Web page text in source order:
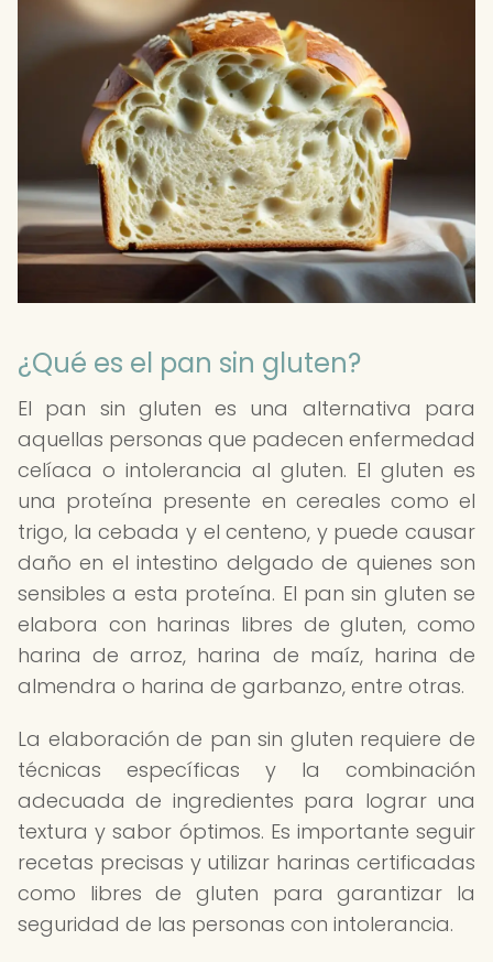
¿Qué es el pan sin gluten?
El pan sin gluten es una alternativa para
aquellas personas que padecen enfermedad
celíaca o intolerancia al gluten. El gluten es
una proteína presente en cereales como el
trigo, la cebada y el centeno, y puede causar
daño en el intestino delgado de quienes son
sensibles a esta proteína. El pan sin gluten se
elabora con harinas libres de gluten, como
harina de arroz, harina de maíz, harina de
almendra o harina de garbanzo, entre otras.
La elaboración de pan sin gluten requiere de
técnicas específicas y la combinación
adecuada de ingredientes para lograr una
textura y sabor óptimos. Es importante seguir
recetas precisas y utilizar harinas certificadas
como libres de gluten para garantizar la
seguridad de las personas con intolerancia.